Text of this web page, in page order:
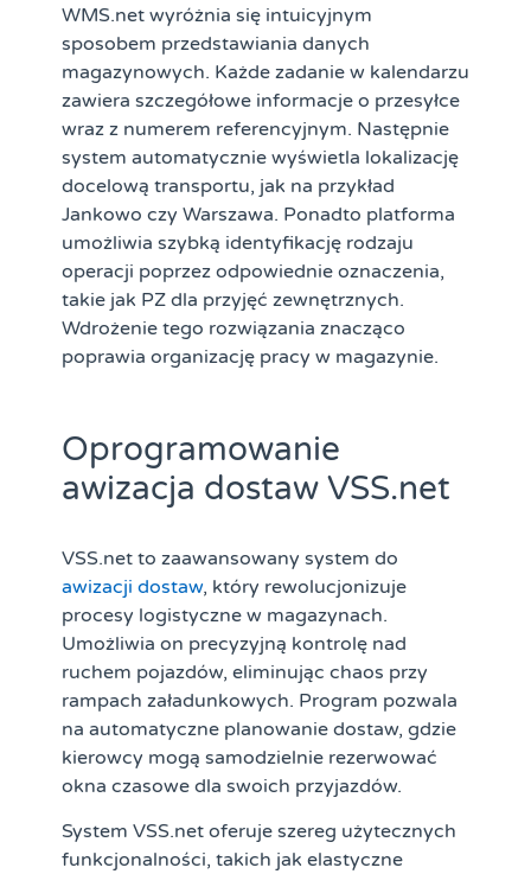
WMS.net wyróżnia się intuicyjnym
sposobem przedstawiania danych
magazynowych. Każde zadanie w kalendarzu
zawiera szczegółowe informacje o przesyłce
wraz z numerem referencyjnym. Następnie
system automatycznie wyświetla lokalizację
docelową transportu, jak na przykład
Jankowo czy Warszawa. Ponadto platforma
umożliwia szybką identyfikację rodzaju
operacji poprzez odpowiednie oznaczenia,
takie jak PZ dla przyjęć zewnętrznych.
Wdrożenie tego rozwiązania znacząco
poprawia organizację pracy w magazynie.
Oprogramowanie
awizacja dostaw VSS.net
VSS.net to zaawansowany system do
awizacji dostaw, który rewolucjonizuje
procesy logistyczne w magazynach.
Umożliwia on precyzyjną kontrolę nad
ruchem pojazdów, eliminując chaos przy
rampach załadunkowych. Program pozwala
na automatyczne planowanie dostaw, gdzie
kierowcy mogą samodzielnie rezerwować
okna czasowe dla swoich przyjazdów.
System VSS.net oferuje szereg użytecznych
funkcjonalności, takich jak elastyczne